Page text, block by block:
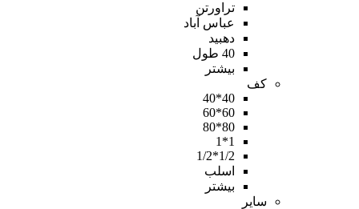
تراورتن
عباس آباد
دهبید
40 طول
بیشتر
کف
40*40
60*60
80*80
1*1
1/2*1/2
اسلب
بیشتر
سایر